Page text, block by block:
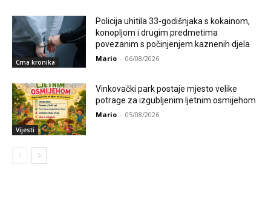
Crna kronika
Policija uhitila 33-godišnjaka s kokainom,
konopljom i drugim predmetima
povezanim s počinjenjem kaznenih djela
Mario - 06/08/2026
Vijesti
Vinkovački park postaje mjesto velike
potrage za izgubljenim ljetnim osmijehom
Mario - 05/08/2026